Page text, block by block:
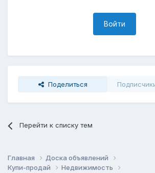
Войти
Поделиться
Перейти к списку тем
Главная
Доска объявлений
Купи-продай
Недвижимость